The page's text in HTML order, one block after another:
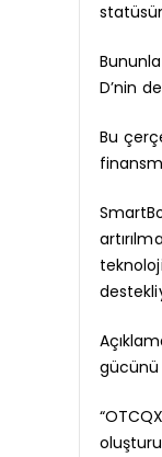
D’nin
Bu
gücünü